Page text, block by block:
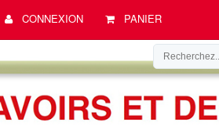
CONNEXION PANIER